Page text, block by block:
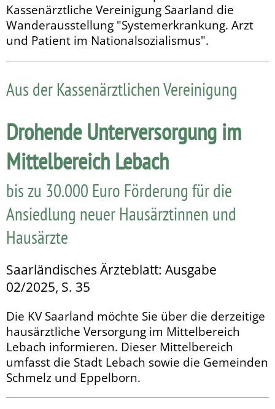
Kassenärztliche Ver­einigung Saarland die
Wanderausstellung "System­erkran­kung. Arzt
und Patient im Nationalsozialismus".
Aus der Kassenärztlichen Vereinigung
Drohende Unterversorgung im
Mittelbereich Lebach
bis zu 30.000 Euro Förderung für die
Ansiedlung neuer Hausärztinnen und
Hausärzte
Saarländisches Ärzteblatt: Ausgabe
02/2025, S. 35
Die KV Saarland möchte Sie über die derzeitige
hausärztliche Versorgung im Mittelbereich
Lebach informieren. Dieser Mittelbereich
umfasst die Stadt Lebach sowie die Gemeinden
Schmelz und Eppelborn.